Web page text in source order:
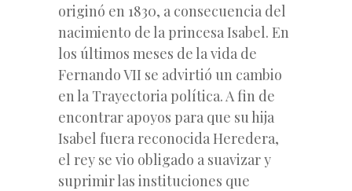
originó en 1830, a consecuencia del
nacimiento de la princesa Isabel. En
los últimos meses de la vida de
Fernando VII se advirtió un cambio
en la Trayectoria política. A fin de
encontrar apoyos para que su hija
Isabel fuera reconocida Heredera,
el rey se vio obligado a suavizar y
suprimir las instituciones que